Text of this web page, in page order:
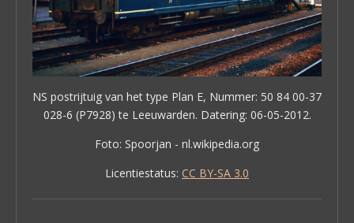
NS postrijtuig van het type Plan E, Nummer: 50 84 00-37
028-6 (P7928) te Leeuwarden. Datering: 06-05-2012.
Foto: Spoorjan - nl.wikipedia.org
Licentiestatus: CC BY-SA 3.0